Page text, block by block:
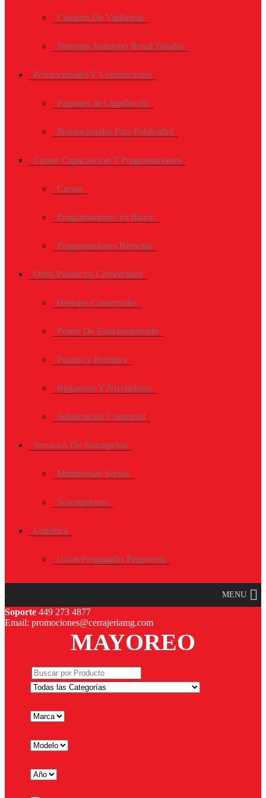
Cámaras De Vigilancia
Sistemas Antirrobo Retail Tiendas
Promocionales Y Liquidaciones
Paquetes de Liquidación
Promocionales Para Publicidad
Cursos Capacitación Y Programaciones
Cursos
Programaciones en Banco
Programaciones Remotas
Otros Productos Comerciales
Herrajes Comerciales
Postes De Estacionamiento
Puertas y Portónes
Regatones Y Niveladores
Señalización Comercial
Servicios De Suscripción
Membresías Socios
Suscripciones
Logística
Guías Prepagadas Paquetería
MENU
Soporte 449 273 4877
Email: promociones@cerrajeriamg.com
MAYOREO